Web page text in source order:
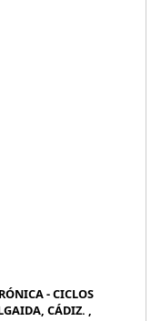
- CICLOS
CÁDIZ. ,